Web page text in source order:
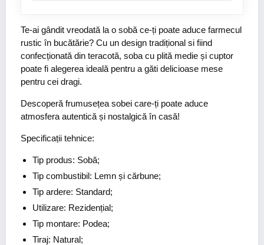
Te-ai gândit vreodată la o sobă ce-ți poate aduce farmecul
rustic în bucătărie? Cu un design tradițional si fiind
confecționată din teracotă, soba cu plită medie și cuptor
poate fi alegerea ideală pentru a găti delicioase mese
pentru cei dragi.
Descoperă frumusețea sobei care-ți poate aduce
atmosfera autentică și nostalgică în casă!
Specificații tehnice:
Tip produs: Sobă;
Tip combustibil: Lemn și cărbune;
Tip ardere: Standard;
Utilizare: Rezidențial;
Tip montare: Podea;
Tiraj: Natural;